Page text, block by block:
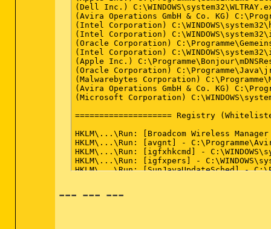
(Dell Inc.)
(Avira Operations GmbH & Co. KG)
(Intel Corporation)
(Intel Corporation)
(Oracle Corporation)
(Intel Corporation)
(Apple Inc.)
(Oracle Corporation)
(Malwarebytes Corporation)
(Avira Operations GmbH & Co. KG)
(Microsoft Corporation)
==================== Registry
HKLM\...\Run: [Broadcom Wireless
HKLM\...\Run: [avgnt] -
HKLM\...\Run: [igfxhkcmd] -
HKLM\...\Run: [igfxpers] -
HKLM\...\Run: [SunJavaUpdateSched] -
--- --- ---